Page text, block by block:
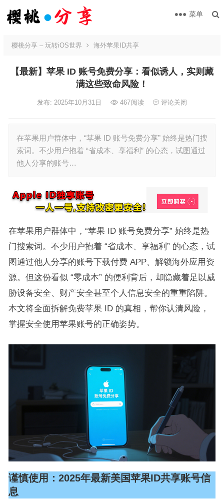
菜单
樱桃分享 – 玩转iOS世界 海外苹果ID共享
【最新】苹果 ID 账号免费分享：看似诱人，实则藏
满这些致命风险！​
发布: 2025年10月31日 467阅读 评论关闭
在苹果用户群体中，“苹果 ID 账号免费分享” 始终是热门搜
索词。不少用户抱着 “省成本、享福利” 的心态，试图通过
他人分享的账号…
在苹果用户群体中，“苹果 ID 账号免费分享” 始终是热
门搜索词。不少用户抱着 “省成本、享福利” 的心态，试
图通过他人分享的账号下载付费 APP、解锁海外应用资
源。但这份看似 “零成本” 的便利背后，却隐藏着足以威
胁设备安全、财产安全甚至个人信息安全的重重陷阱。
本文将全面拆解免费苹果 ID 的真相，帮你认清风险，
掌握安全使用苹果账号的正确姿势。​
谨慎使用：2025年最新美国苹果ID共享账号信
息